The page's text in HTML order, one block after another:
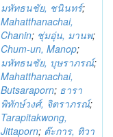
มหัทธนชัย, ชนินทร์;
Mahatthanachai,
Chanin; ชุ่มอุ่น, มานพ;
Chum-un, Manop;
มหัทธนชัย, บุษราภรณ์;
Mahatthanachai,
Butsaraporn; ธารา
พิทักษ์วงศ์, จิตราภรณ์;
Tarapitakwong,
Jittaporn; ต๊ะการ, ทิวา